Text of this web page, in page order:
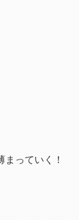
っていく！